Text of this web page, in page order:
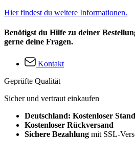
Hier findest du weitere Informationen.
Benötigst du Hilfe zu deiner
gerne deine Fragen.
Kontakt
Geprüfte Qualität
Sicher und vertraut einkaufen
Deutschland: Kostenloser
Kostenloser Rückversand
Sichere Bezahlung mit SSL-